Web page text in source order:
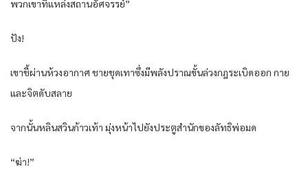
พวกเขา​ที่​แหล่ง​สถาน​อัศจรรย์​”
ปัง​!
เขา​ชี้ผ่าน​ห้วง​อากาศ​ ชาย​ชุด​เทา​ซึ่งมีพลัง​ปราณ​ขั้น​ล่วง​กฎ​ระเบิด​ออก​ กาย​
และ​จิต​ดับ​สลาย​
จากนั้น​หลิน​สวิน​ก้าว​เท้า​ มุ่งหน้า​ไป​ยัง​ประตู​สำนัก​ของ​ลัทธิ​พ่อ​มด​
“ฆ่า!”